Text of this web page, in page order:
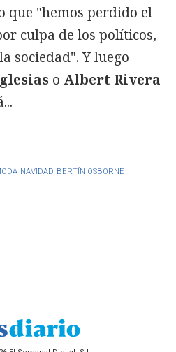
NAVIDAD BERTÍN OSBORNE
que "hemos perdido el
culpa de los políticos,
sociedad". Y luego
o Albert Rivera